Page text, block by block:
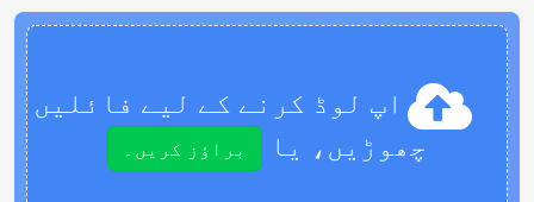
اپ لوڈ کرنے کے لیے فائلیں
چھوڑیں، یا
براؤز کریں۔